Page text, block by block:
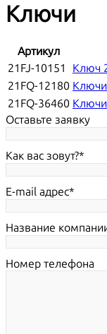
Ключи
Артикул
21FJ-10151
Ключ
21FQ-12180 Ключи
21FQ-36460 Ключи
Оставьте заявку
Как вас зовут?
E-mail адрес
Название
Номер телефона